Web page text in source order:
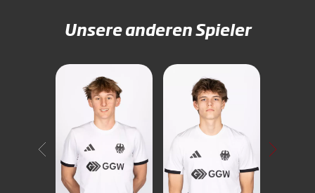
Unsere anderen Spieler